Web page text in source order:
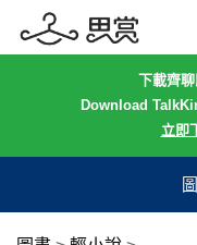
下載齊
Download
立即